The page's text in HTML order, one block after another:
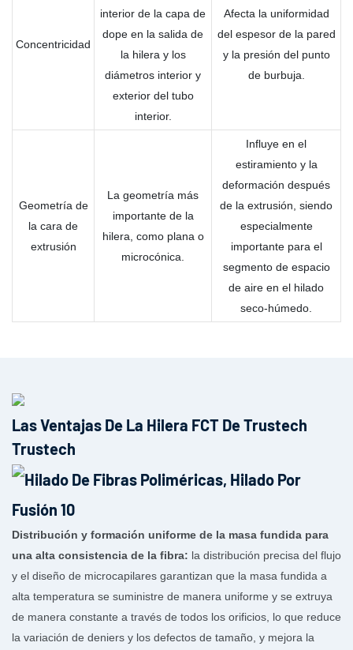
Concentricidad
interior de la capa de
dope en la salida de
la hilera y los
diámetros interior y
exterior del tubo
interior.
Afecta la uniformidad
del espesor de la pared
y la presión del punto
de burbuja.
Geometría de
la cara de
extrusión
La geometría más
importante de la
hilera, como plana o
microcónica.
Influye en el
estiramiento y la
deformación después
de la extrusión, siendo
especialmente
importante para el
segmento de espacio
de aire en el hilado
seco-húmedo.
Las Ventajas De La Hilera FCT De Trustech
Trustech
Distribución y formación uniforme de la masa fundida para
una alta consistencia de la fibra: la distribución precisa del flujo
y el diseño de microcapilares garantizan que la masa fundida a
alta temperatura se suministre de manera uniforme y se extruya
de manera constante a través de todos los orificios, lo que reduce
la variación de deniers y los defectos de tamaño, y mejora la